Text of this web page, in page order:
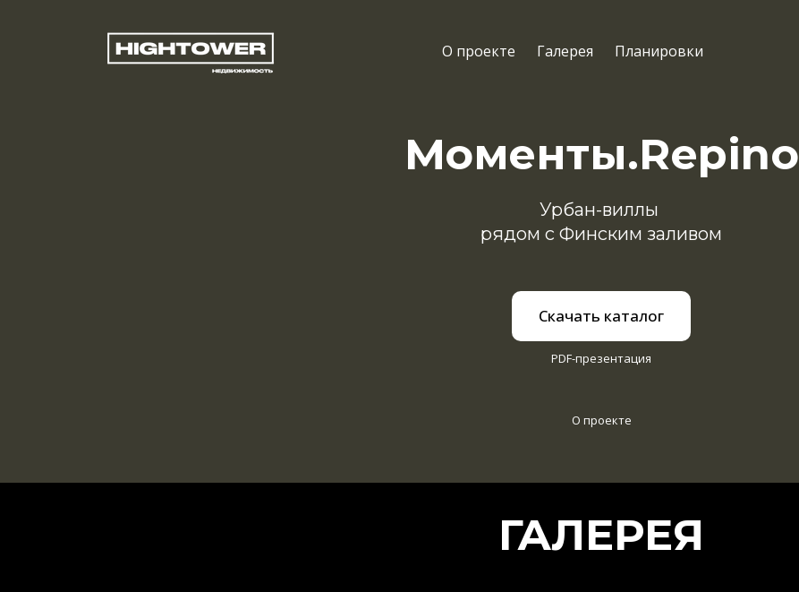
О проекте Галерея Планировки
Моменты.Repino
Урбан-виллы
рядом с Финским заливом
Скачать каталог
PDF-презентация
О проекте
ГАЛЕРЕЯ